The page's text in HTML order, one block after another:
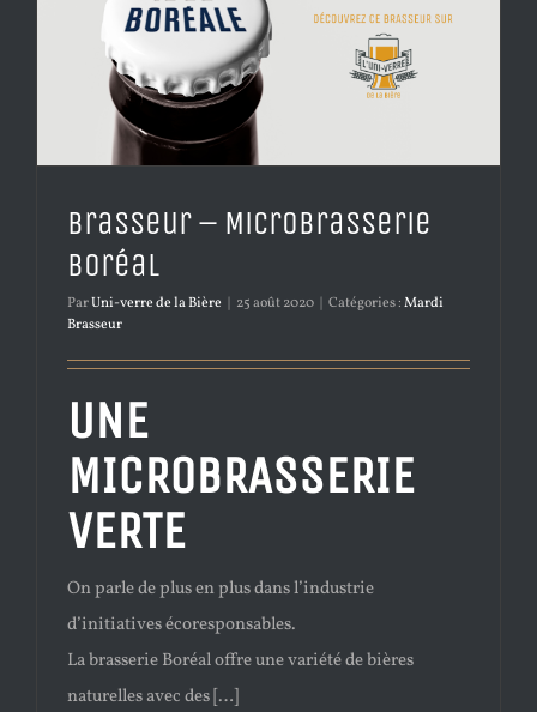
Brasseur – Microbrasserie
Boréal
ParUni-verre de la Bière 25 août 2020 Catégories :Mardi
Brasseur
UNE
MICROBRASSERIE
VERTE
On parle de plus en plus dans l’industrie
d’initiatives écoresponsables.
La brasserie Boréal offre une variété de bières
naturelles avec des […]